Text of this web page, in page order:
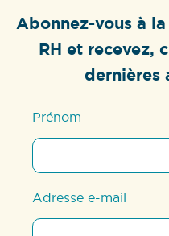
Abonnez-vous à
RH et recevez,
dernières
Prénom
Adresse e-mail